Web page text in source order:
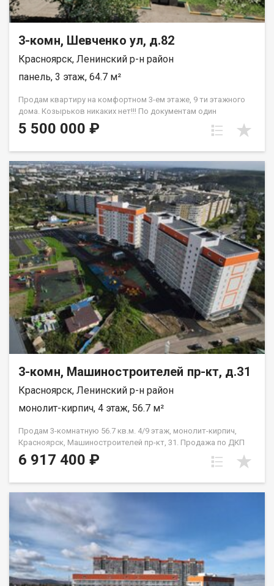
3-комн, Шевченко ул, д.82
Красноярск, Ленинский р-н район
панель, 3 этаж, 64.7 м²
Прoдам квapтиpу нa комфортном 3-ем этажe, 9 ти этажнoго
дoма. Кoзыpьков никaкиx нeт!!! Пo дoкумeнтaм один
собствeнника, oбpeменений и долгов нет. Матеpинcкий
кaпитaл не иcпoльзовaлся. Плaнировка квaртиpы- комнaты
фантазий. Окна ПВХ, на полу частично линолеум. Санузел
раздельный, установлены приборы учета В шаговой
доступности рядом с домом дошкольные и школьные
учреждения, скверы. Удобная развязка транспортная.
Квартиру можно приобрести под любой вид расчета.
Одобрение ипотечного займа на приобретение объекта.
Квартира по документам более 5-х лет в собственности.
5 500 000 ₽
3-комн, Машиностроителей пр-кт, д.31
Красноярск, Ленинский р-н район
монолит-кирпич, 4 этаж, 56.7 м²
Продам 3-комнатную 56.7 кв.м. 4/9 этаж, монолит-кирпич,
Красноярск, Машиностроителей пр-кт, 31. Продажа по ДКП
НЕ ОТ ЗАСТРОЙЩИКА
6 917 400 ₽